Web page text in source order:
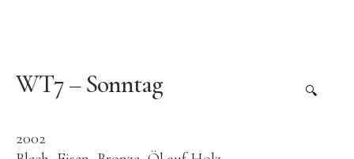
Ausstellungen
🔍
WT7 – Sonntag
2002